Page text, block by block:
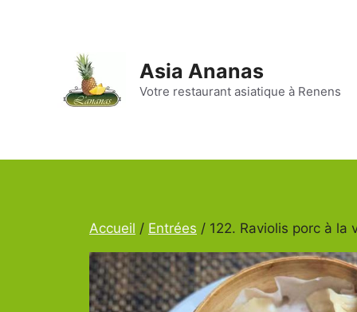
Asia Ananas
Votre restaurant asiatique à Renens
Accueil / Entrées / 122. Raviolis porc à la